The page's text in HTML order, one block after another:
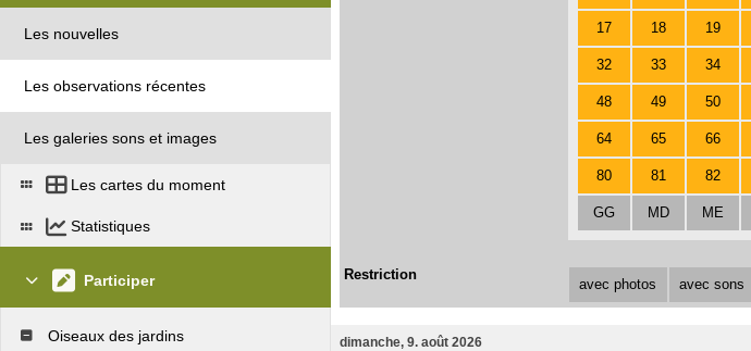
Les nouvelles
Les observations récentes
Les galeries sons et images
Les cartes du moment
Statistiques
Participer
Oiseaux des jardins
17 18 19
32 33 34
48 49 50
64 65 66
80 81 82
GG MD ME
Restriction
avec photos avec sons
dimanche, 9. août 2026